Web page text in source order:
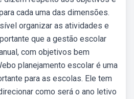
cada uma das dimensões.
organizar as atividades e
que a gestão escolar
com objetivos bem
planejamento escolar é uma
para as escolas. Ele tem
como será o ano letivo